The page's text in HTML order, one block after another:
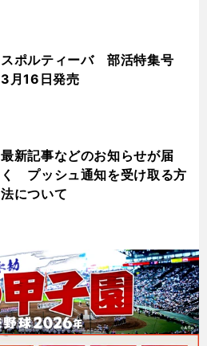
スポルティーバ 部活特集号
3月16日発売
最新記事などのお知らせが届
く プッシュ通知を受け取る方
法について